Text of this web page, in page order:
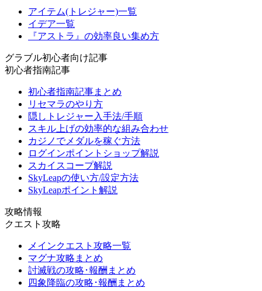
アイテム(トレジャー)一覧
イデア一覧
『アストラ』の効率良い集め方
グラブル初心者向け記事
初心者指南記事
初心者指南記事まとめ
リセマラのやり方
隠しトレジャー入手法/手順
スキル上げの効率的な組み合わせ
カジノでメダルを稼ぐ方法
ログインポイントショップ解説
スカイスコープ解説
SkyLeapの使い方/設定方法
SkyLeapポイント解説
攻略情報
クエスト攻略
メインクエスト攻略一覧
マグナ攻略まとめ
討滅戦の攻略･報酬まとめ
四象降臨の攻略･報酬まとめ